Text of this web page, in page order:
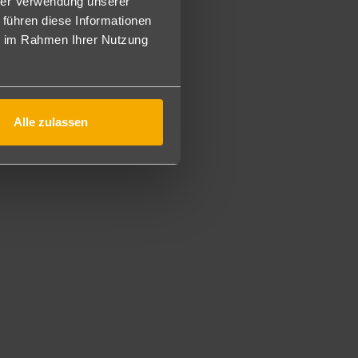
diese Informationen
Rahmen Ihrer Nutzung
Alle zulassen
Abendessen von 18:30-21:30 Uhr gibt es jeweils in
werden.
Uhr)